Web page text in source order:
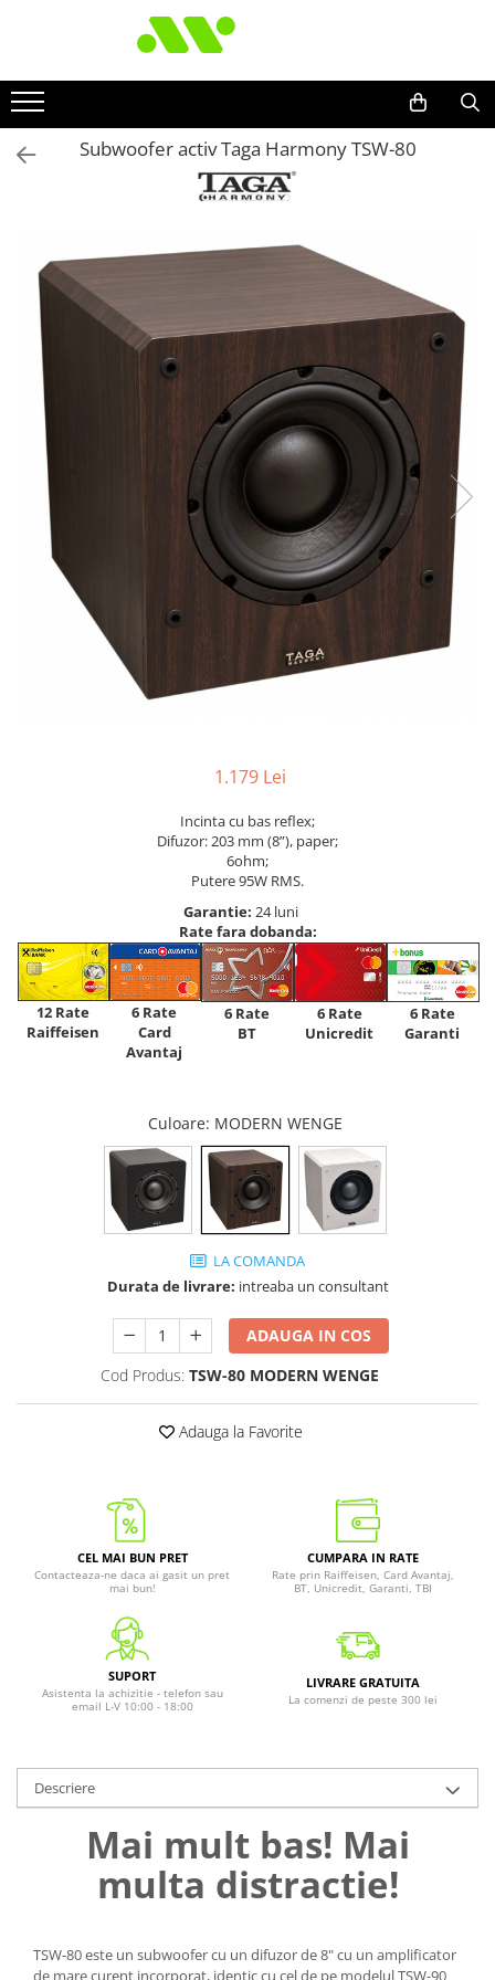
Subwoofer activ Taga Harmony TSW-80
1.179 Lei
Incinta cu bas reflex;
Difuzor: 203 mm (8”), paper;
6ohm;
Putere 95W RMS.
Garantie: 24 luni
Rate fara dobanda:
12 Rate
Raiffeisen
6 Rate
Card
Avantaj
6 Rate
BT
6 Rate
Unicredit
6 Rate
Garanti
Culoare: MODERN WENGE
LA COMANDA
Durata de livrare: intreaba un consultant
ADAUGA IN COS
Cod Produs: TSW-80 MODERN WENGE
Adauga la Favorite
CEL MAI BUN PRET
Contacteaza-ne daca ai gasit un pret
mai bun!
CUMPARA IN RATE
Rate prin Raiffeisen, Card Avantaj,
BT, Unicredit, Garanti, TBI
SUPORT
Asistenta la achizitie - telefon sau
email L-V 10:00 - 18:00
LIVRARE GRATUITA
La comenzi de peste 300 lei
Descriere
Mai mult bas! Mai
multa distractie!
TSW-80 este un subwoofer cu un difuzor de 8" cu un amplificator
de mare curent incorporat, identic cu cel de pe modelul TSW-90